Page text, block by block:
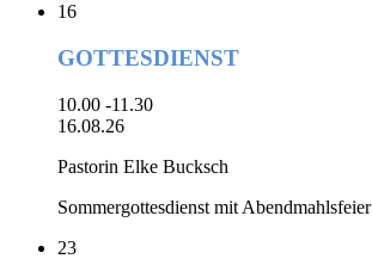
16
GOTTESDIENST
10.00 -11.30
16.08.26
Pastorin Elke Bucksch
Sommergottesdienst mit Abendmahlsfeier
23